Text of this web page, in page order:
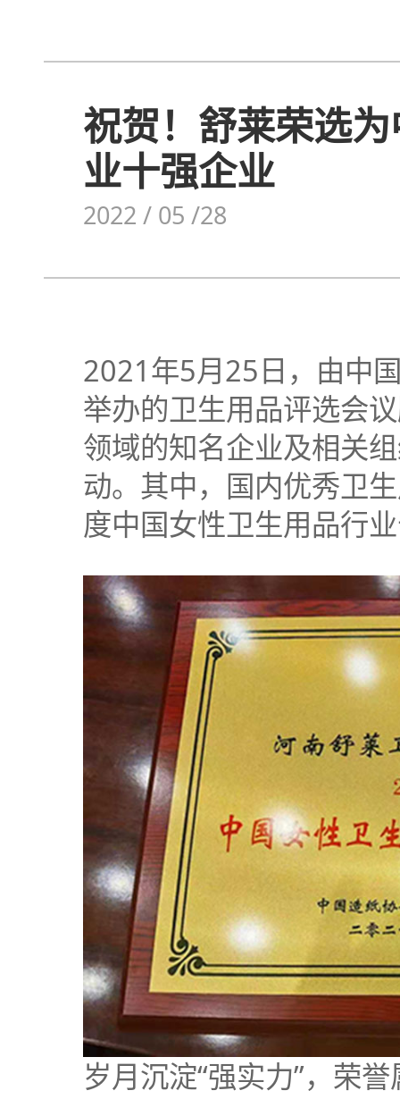
祝贺！舒莱荣选
业十强企业
2022 / 05 /28
2021年5月25日，由中
举办的卫生用品评选会
领域的知名企业及相关
动。其中，国内优秀卫
度中国女性卫生用品行
岁月沉淀“强实力”，荣誉